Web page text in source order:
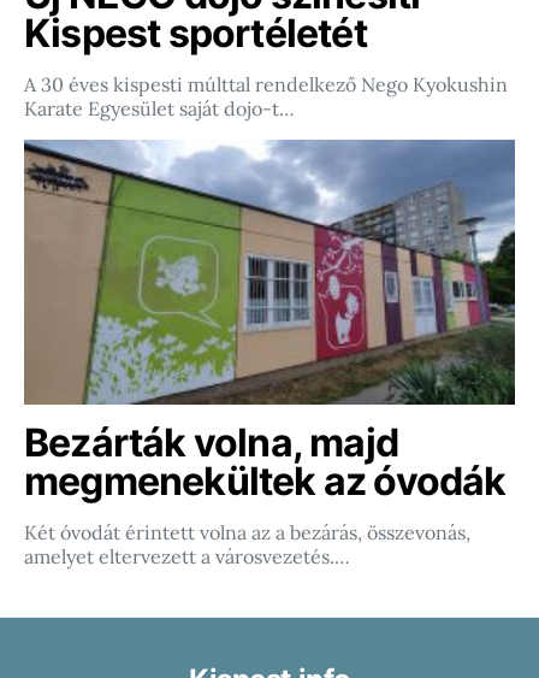
Kispest sportéletét
A 30 éves kispesti múlttal rendelkező Nego Kyokushin
Karate Egyesület saját dojo-t…
Bezárták volna, majd
megmenekültek az óvodák
Két óvodát érintett volna az a bezárás, összevonás,
amelyet eltervezett a városvezetés.…